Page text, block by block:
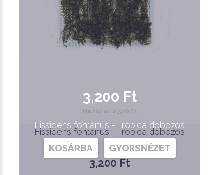
Fissidens fontanus - Tropica dobozos
3,200 Ft
3,200 Ft
Nettó ár: 2,520 Ft
Fissidens fontanus - Tropica dobozos
KOSÁRBA GYORSNÉZET